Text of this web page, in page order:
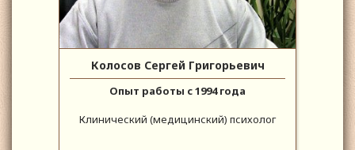
Колосов Сергей Григорьевич
Опыт работы с 1994 года
Клинический (медицинский) психолог